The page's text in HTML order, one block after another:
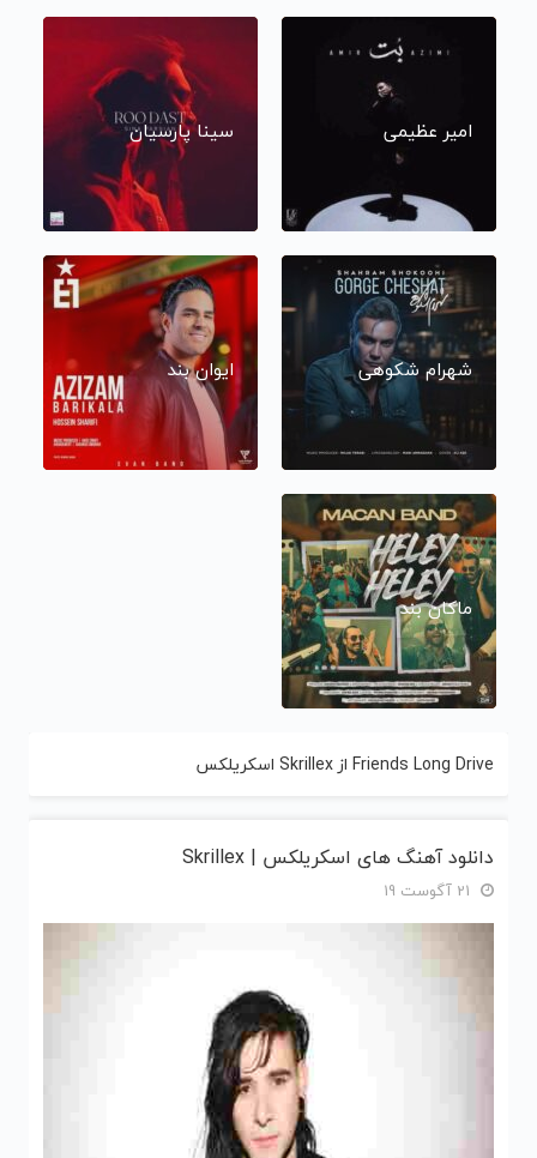
امیر عظیمی سینا پارسیان
شهرام شکوهی ایوان بند
ماکان بند
Friends Long Drive از Skrillex اسکریلکس
دانلود آهنگ های اسکریلکس | Skrillex